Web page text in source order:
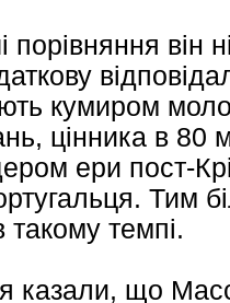
порівняння
кумиром
цінника в 80
ери пост-
Тим
темпі.
казали, що